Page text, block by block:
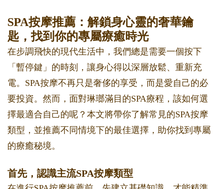
SPA按摩推薦：解鎖身心靈的奢華鑰
匙，找到你的專屬療癒時光
在步調飛快的現代生活中，我們總是需要一個按下
「暫停鍵」的時刻，讓身心得以深層放鬆、重新充
電。SPA按摩不再只是奢侈的享受，而是愛自己的必
要投資。然而，面對琳瑯滿目的SPA療程，該如何選
擇最適合自己的呢？本文將帶你了解常見的SPA按摩
類型，並推薦不同情境下的最佳選擇，助你找到專屬
的療癒秘境。
首先，認識主流SPA按摩類型